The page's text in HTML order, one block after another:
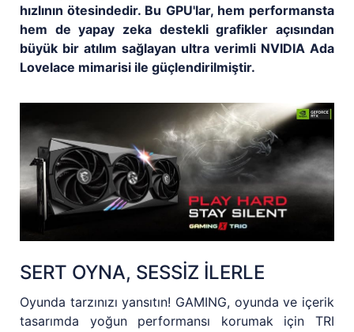
hızlının ötesindedir. Bu GPU'lar, hem performansta
hem de yapay zeka destekli grafikler açısından
büyük bir atılım sağlayan ultra verimli NVIDIA Ada
Lovelace mimarisi ile güçlendirilmiştir.
SERT OYNA, SESSİZ İLERLE
Oyunda tarzınızı yansıtın! GAMING, oyunda ve içerik
tasarımda yoğun performansı korumak için TRI